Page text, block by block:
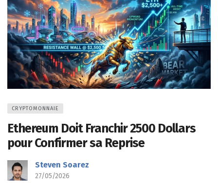
CRYPTOMONNAIE
Ethereum Doit Franchir 2500 Dollars
pour Confirmer sa Reprise
Steven Soarez
27/05/2026